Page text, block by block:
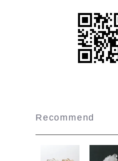
Recommend